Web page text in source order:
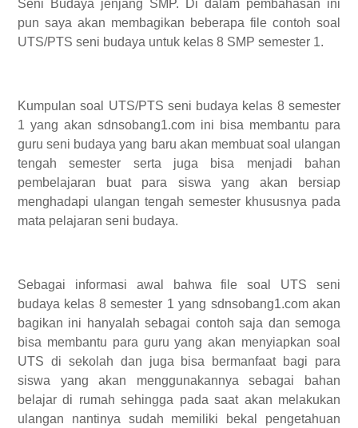
Seni Budaya jenjang SMP. Di dalam pembahasan ini
pun saya akan membagikan beberapa file contoh soal
UTS/PTS seni budaya untuk kelas 8 SMP semester 1.
Kumpulan soal UTS/PTS seni budaya kelas 8 semester
1 yang akan sdnsobang1.com ini bisa membantu para
guru seni budaya yang baru akan membuat soal ulangan
tengah semester serta juga bisa menjadi bahan
pembelajaran buat para siswa yang akan bersiap
menghadapi ulangan tengah semester khususnya pada
mata pelajaran seni budaya.
Sebagai informasi awal bahwa file soal UTS seni
budaya kelas 8 semester 1 yang sdnsobang1.com akan
bagikan ini hanyalah sebagai contoh saja dan semoga
bisa membantu para guru yang akan menyiapkan soal
UTS di sekolah dan juga bisa bermanfaat bagi para
siswa yang akan menggunakannya sebagai bahan
belajar di rumah sehingga pada saat akan melakukan
ulangan nantinya sudah memiliki bekal pengetahuan